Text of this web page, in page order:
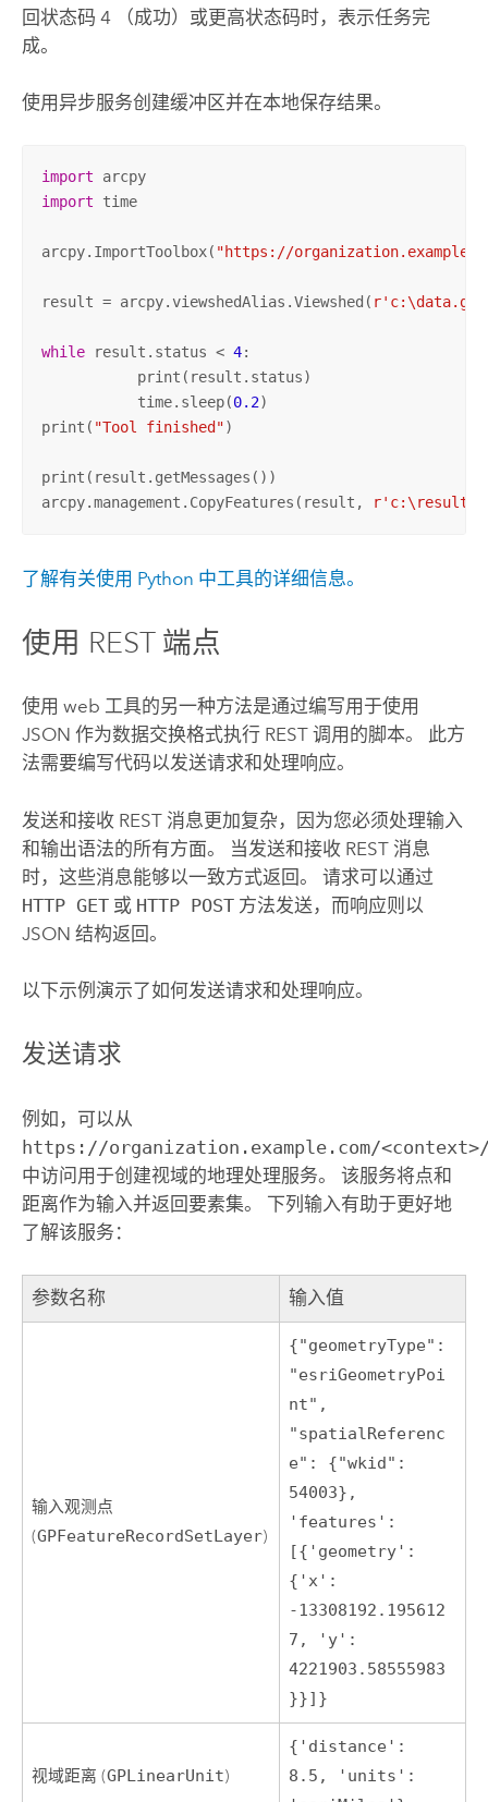
回状态码 4 （成功）或更高状态码时，表示任务完
成。
使用异步服务创建缓冲区并在本地保存结果。
import
arcpy
import time
arcpy.ImportToolbox( "https://
result = arcpy.viewshedAlias.Viewshed(
while result.status < 4:
	   time.sleep(
0.2)
print( "Tool finished")
print(result.getMessages())
arcpy.management.CopyFeatures(result,
了解有关使用 Python 中工具的详细信息。
使用 REST 端点
使用 web 工具的另一种方法是通过编写用于使用
JSON 作为数据交换格式执行 REST 调用的脚本。 此方
法需要编写代码以发送请求和处理响应。
发送和接收 REST 消息更加复杂，因为您必须处理输入
和输出语法的所有方面。 当发送和接收 REST 消息
时，这些消息能够以一致方式返回。 请求可以通过
HTTP GET或 HTTP POST方法发送，而响应则以
JSON 结构返回。
以下示例演示了如何发送请求和处理响应。
发送请求
例如，可以从
https://organization.example.com/
中访问用于创建视域的地理处理服务。 该服务将点和
距离作为输入并返回要素集。 下列输入有助于更好地
了解该服务：
参数名称 输入值
输入观测点
(GPFeatureRecordSetLayer)
{"geometryType":
"esriGeometryPoi
nt",
"spatialReferenc
e": {"wkid":
54003},
'features':
[{'geometry':
{'x':
-13308192.195612
7, 'y':
4221903.58555983
}}]}
视域距离 (GPLinearUnit)
{'distance':
8.5, 'units':